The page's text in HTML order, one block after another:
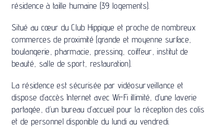
résidence à taille humaine (39 logements).
Situé au cœur du Club Hippique et proche de nombreux
commerces de proximité (grande et moyenne surface,
boulangerie, pharmacie, pressing, coiffeur, institut de
beauté, salle de sport, restauration).
La résidence est sécurisée par vidéosurveillance et
dispose d’accès Internet avec Wi-Fi illimité, d’une laverie
partagée, d’un bureau d’accueil pour la réception des colis
et de personnel disponible du lundi au vendredi.